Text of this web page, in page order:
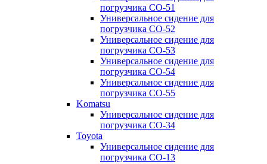
погрузчика CO-51
Универсальное сидение для
погрузчика CO-52
Универсальное сидение для
погрузчика CO-53
Универсальное сидение для
погрузчика CO-54
Универсальное сидение для
погрузчика CO-55
Komatsu
Универсальное сидение для
погрузчика CO-34
Toyota
Универсальное сидение для
погрузчика CO-13